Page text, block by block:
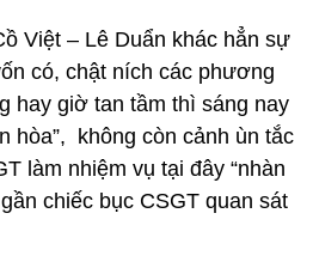
Việt – Lê Duẩn khác hẳn sự
có, chật ních các phương
hay giờ tan tầm thì sáng nay
hòa”, không còn cảnh ùn tắc
làm nhiệm vụ tại đây “nhàn
chiếc bục CSGT quan sát